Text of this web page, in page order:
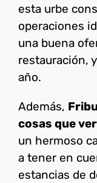
esta urbe
operaciones
una buena
restauración,
año.
Además,
cosas que ver
un hermoso
a tener en
estancias de